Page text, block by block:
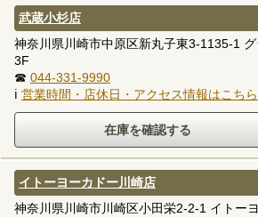
武蔵小杉店
神奈川県川崎市中原区新丸子東3-1135-1
3F
☎ 044-331-9990
ℹ 営業時間・店休日・アクセス情報はこちら
イトーヨーカドー川崎店
神奈川県川崎市川崎区小田栄2-2-1 イトー